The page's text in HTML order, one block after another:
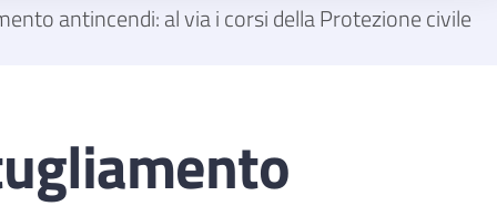
antincendi: al via i corsi della Protezione civile